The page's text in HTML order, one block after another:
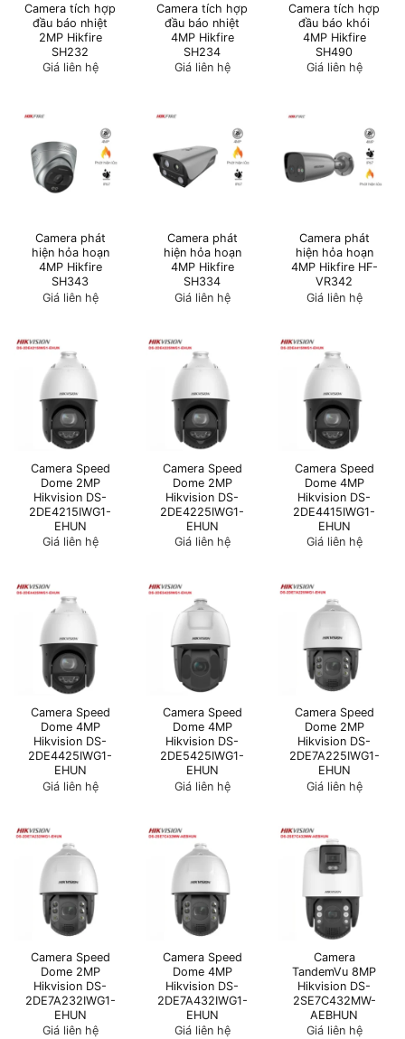
Camera tích hợp
đầu báo nhiệt
2MP Hikfire
SH232
Giá liên hệ
Camera tích hợp
đầu báo nhiệt
4MP Hikfire
SH234
Giá liên hệ
Camera tích hợp
đầu báo khói
4MP Hikfire
SH490
Giá liên hệ
Camera phát
hiện hỏa hoạn
4MP Hikfire
SH343
Giá liên hệ
Camera phát
hiện hỏa hoạn
4MP Hikfire
SH334
Giá liên hệ
Camera phát
hiện hỏa hoạn
4MP Hikfire HF-
VR342
Giá liên hệ
Camera Speed
Dome 2MP
Hikvision DS-
2DE4215IWG1-
EHUN
Giá liên hệ
Camera Speed
Dome 2MP
Hikvision DS-
2DE4225IWG1-
EHUN
Giá liên hệ
Camera Speed
Dome 4MP
Hikvision DS-
2DE4415IWG1-
EHUN
Giá liên hệ
Camera Speed
Dome 4MP
Hikvision DS-
2DE4425IWG1-
EHUN
Giá liên hệ
Camera Speed
Dome 4MP
Hikvision DS-
2DE5425IWG1-
EHUN
Giá liên hệ
Camera Speed
Dome 2MP
Hikvision DS-
2DE7A225IWG1-
EHUN
Giá liên hệ
Camera Speed
Dome 2MP
Hikvision DS-
2DE7A232IWG1-
EHUN
Giá liên hệ
Camera Speed
Dome 4MP
Hikvision DS-
2DE7A432IWG1-
EHUN
Giá liên hệ
Camera
TandemVu 8MP
Hikvision DS-
2SE7C432MW-
AEBHUN
Giá liên hệ